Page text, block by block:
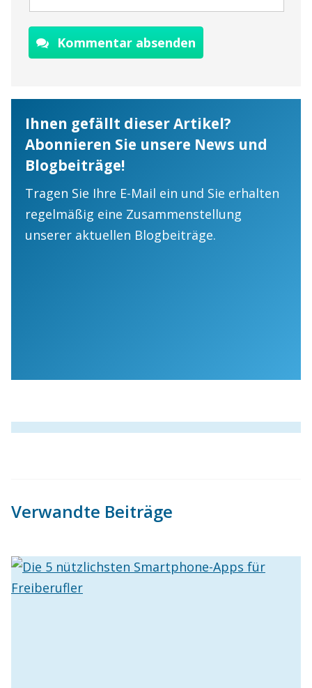
Kommentar absenden
Ihnen gefällt dieser Artikel?
Abonnieren Sie unsere News und
Blogbeiträge!
Tragen Sie Ihre E-Mail ein und Sie erhalten
regelmäßig eine Zusammenstellung
unserer aktuellen Blogbeiträge.
Verwandte Beiträge